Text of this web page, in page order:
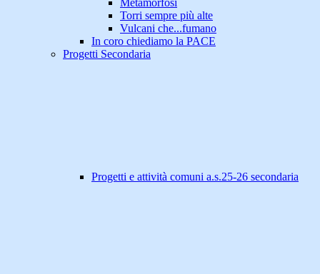
Metamorfosi
Torri sempre più alte
Vulcani che...fumano
In coro chiediamo la PACE
Progetti Secondaria
Progetti e attività comuni a.s.25-26 secondaria